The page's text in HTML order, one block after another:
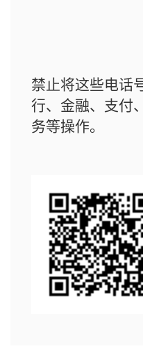
禁止将这些电话
行、金融、支付
务等操作。